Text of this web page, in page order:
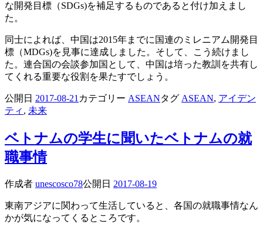
な開発目標（SDGs)を補足するものであると付け加えまし
た。
同士によれば、中国は2015年までに国連のミレニアム開発目
標（MDGs)を見事に達成しました。そして、こう続けまし
た。連合国の会談参加国として、中国は培った教訓を共有し
てくれる重要な役割を果たすでしょう。
公開日 2017-08-21 カテゴリー ASEANタグ ASEAN, アイデン
ティ , 未来
ベトナムの学生に聞いたベトナムの就
職事情
作成者 unescosco78公開日 2017-08-19
東南アジアに関わって生活していると、各国の就職事情なん
かが気になってくるところです。